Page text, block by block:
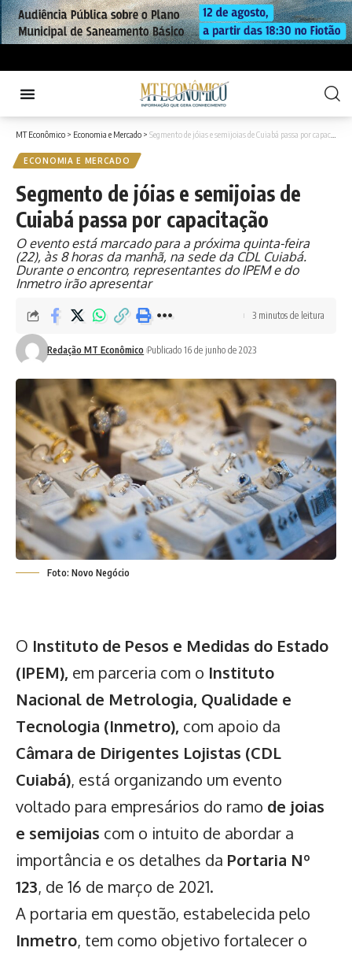
MT Econômico > Economia e Mercado > Segmento de jóias e semijoias de Cuiabá passa por capacitação
ECONOMIA E MERCADO
Segmento de jóias e semijoias de
Cuiabá passa por capacitação
O evento está marcado para a próxima quinta-feira
(22), às 8 horas da manhã, na sede da CDL Cuiabá.
Durante o encontro, representantes do IPEM e do
Inmetro irão apresentar
Redação MT Econômico Publicado 16 de junho de 2023
3 minutos de leitura
Foto: Novo Negócio
O Instituto de Pesos e Medidas do Estado
(IPEM), em parceria com o Instituto
Nacional de Metrologia, Qualidade e
Tecnologia (Inmetro), com apoio da
Câmara de Dirigentes Lojistas (CDL
Cuiabá), está organizando um evento
voltado para empresários do ramo de joias
e semijoias com o intuito de abordar a
importância e os detalhes da Portaria Nº
123, de 16 de março de 2021.
A portaria em questão, estabelecida pelo
Inmetro, tem como objetivo fortalecer o